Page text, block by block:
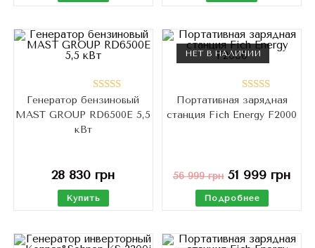
Оценка
5.00из 5
Генератор бензиновый
MAST GROUP RD6500E 5,5
кВт
28 830 грн
Купить
НЕТ В НАЛИЧИИ
Оценка
5.00из 5
Портативная зарядная
станция Fich Energy F2000
56 999грн 51 999 грн
Подробнее